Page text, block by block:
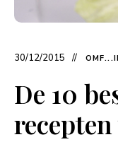
30/12/2015
De 10
recepten